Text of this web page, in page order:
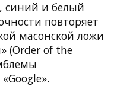
синий и белый
повторяет
масонской ложи
(Order of the